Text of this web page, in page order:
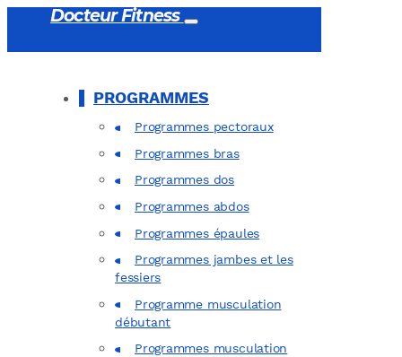
Docteur Fitness
PROGRAMMES
Programmes pectoraux
Programmes bras
Programmes dos
Programmes abdos
Programmes épaules
Programmes jambes et les
fessiers
Programme musculation
débutant
Programmes musculation